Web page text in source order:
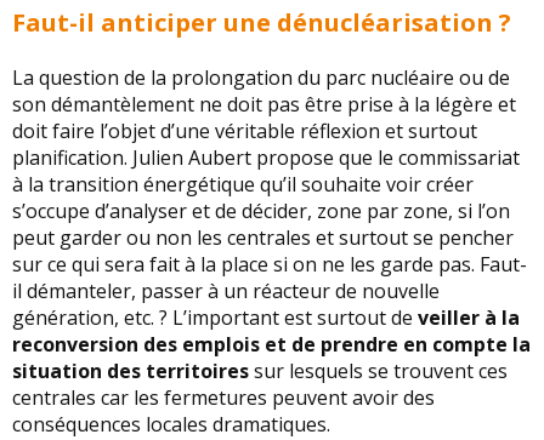
Faut-il anticiper une dénucléarisation ?
La question de la prolongation du parc nucléaire ou de
son démantèlement ne doit pas être prise à la légère et
doit faire l’objet d’une véritable réflexion et surtout
planification. Julien Aubert propose que le commissariat
à la transition énergétique qu’il souhaite voir créer
s’occupe d’analyser et de décider, zone par zone, si l’on
peut garder ou non les centrales et surtout se pencher
sur ce qui sera fait à la place si on ne les garde pas. Faut-
il démanteler, passer à un réacteur de nouvelle
génération, etc. ? L’important est surtout de veiller à la
reconversion des emplois et de prendre en compte la
situation des territoiressur lesquels se trouvent ces
centrales car les fermetures peuvent avoir des
conséquences locales dramatiques.